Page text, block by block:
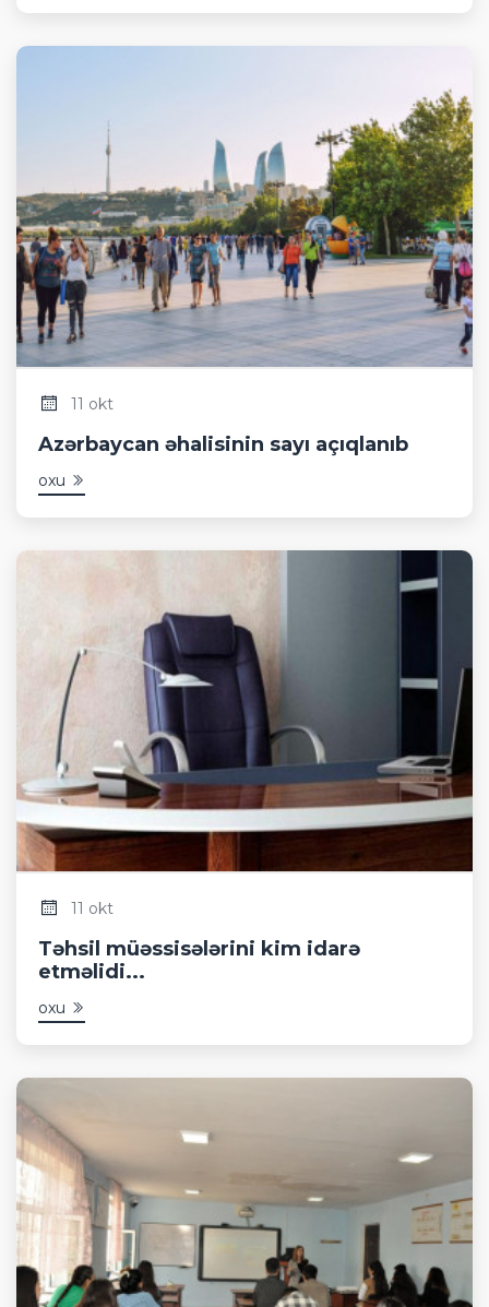
11 okt
Azərbaycan əhalisinin sayı açıqlanıb
oxu
11 okt
Təhsil müəssisələrini kim idarə
etməlidi...
oxu